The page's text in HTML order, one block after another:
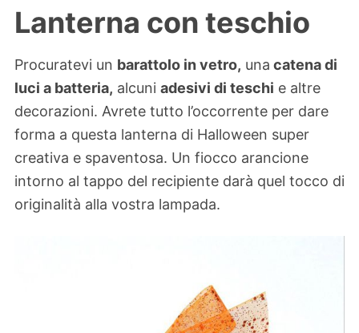
Lanterna con teschio
Procuratevi un barattolo in vetro, una catena di
luci a batteria, alcuni adesivi di teschi e altre
decorazioni. Avrete tutto l’occorrente per dare
forma a questa lanterna di Halloween super
creativa e spaventosa. Un fiocco arancione
intorno al tappo del recipiente darà quel tocco di
originalità alla vostra lampada.